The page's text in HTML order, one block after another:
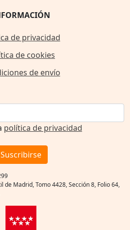
de privacidad
de cookies
de envío
política de privacidad
Suscribirse
de Madrid, Tomo 4428, Sección 8, Folio 64,